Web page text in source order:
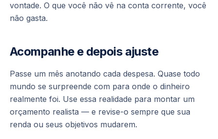
vontade. O que você não vê na conta corrente, você
não gasta.
Acompanhe e depois ajuste
Passe um mês anotando cada despesa. Quase todo
mundo se surpreende com para onde o dinheiro
realmente foi. Use essa realidade para montar um
orçamento realista — e revise-o sempre que sua
renda ou seus objetivos mudarem.